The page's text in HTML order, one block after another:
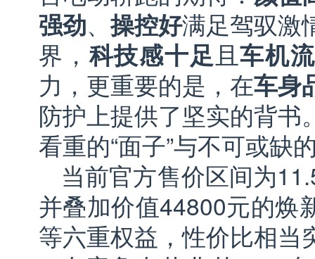
强劲、操控好满足驾驭激
界，科技感十足且车机
力，更重要的是，在车身
防护上提供了坚实的背书
看重的“面子”与不可或缺
当前官方售价区间为
并叠加价值44800元的焕
等六重权益，性价比相当